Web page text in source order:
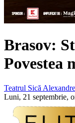
Brasov:
Povestea
Teatrul Sică
Luni, 21 septembrie,